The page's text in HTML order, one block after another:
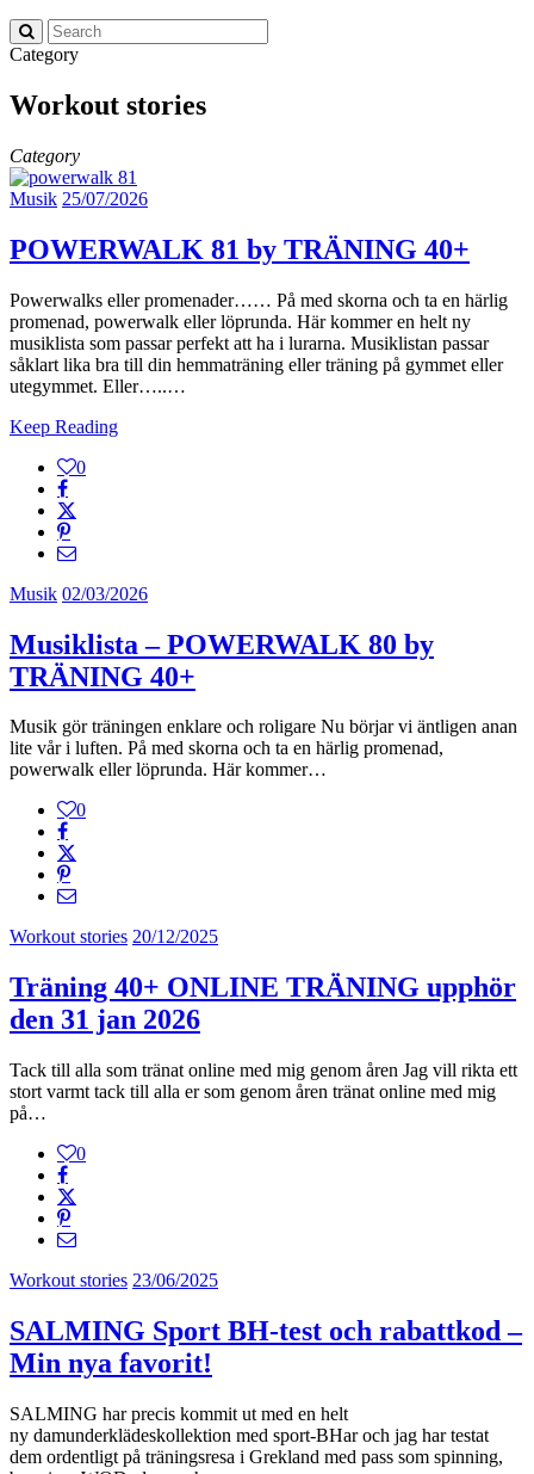
Category
Workout stories
Category
Musik 25/07/2026
POWERWALK 81 by TRÄNING 40+
Powerwalks eller promenader…… På med skorna och ta en härlig
promenad, powerwalk eller löprunda. Här kommer en helt ny
musiklista som passar perfekt att ha i lurarna. Musiklistan passar
såklart lika bra till din hemmaträning eller träning på gymmet eller
utegymmet. Eller…..…
Keep Reading
0
Musik 02/03/2026
Musiklista – POWERWALK 80 by
TRÄNING 40+
Musik gör träningen enklare och roligare Nu börjar vi äntligen anan
lite vår i luften. På med skorna och ta en härlig promenad,
powerwalk eller löprunda. Här kommer…
0
Workout stories 20/12/2025
Träning 40+ ONLINE TRÄNING upphör
den 31 jan 2026
Tack till alla som tränat online med mig genom åren Jag vill rikta ett
stort varmt tack till alla er som genom åren tränat online med mig
på…
0
Workout stories 23/06/2025
SALMING Sport BH-test och rabattkod –
Min nya favorit!
SALMING har precis kommit ut med en helt
ny damunderklädeskollektion med sport-BHar och jag har testat
dem ordentligt på träningsresa i Grekland med pass som spinning,